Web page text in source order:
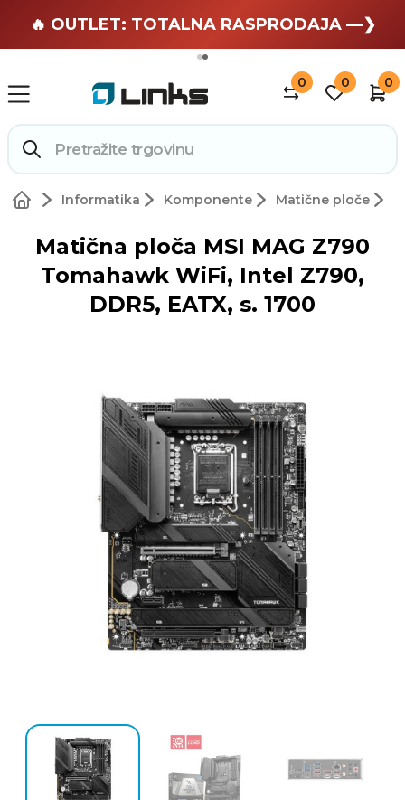
🏄 Zaslužuješ odmor —❯
🔥 OUTLET: TOTALNA RASPRODAJA —❯
0 0 0
Informatika Komponente Matične ploče
Matična ploča MSI MAG Z790
Tomahawk WiFi, Intel Z790,
DDR5, EATX, s. 1700